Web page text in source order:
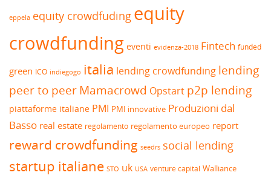
eppela equity crowdfuding equity
crowdfunding eventi evidenza-2018 Fintech funded
green ICO indiegogo italia lending crowdfunding lending
peer to peerMamacrowd Opstart p2p lending
piattaforme italiane PMI PMI innovative Produzioni dal
Basso real estate regolamento regolamento europeo report
reward crowdfunding seedrs social lending
startup italiane STO uk USA venture capital Walliance